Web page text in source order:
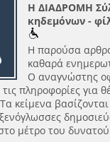
Η ΔΙΑΔΡΟΜΗ
κηδεμόνων -
Η παρούσα
καθαρά
Ο αναγνώστης
πληροφορίες για
κείμενα
μέτρο του